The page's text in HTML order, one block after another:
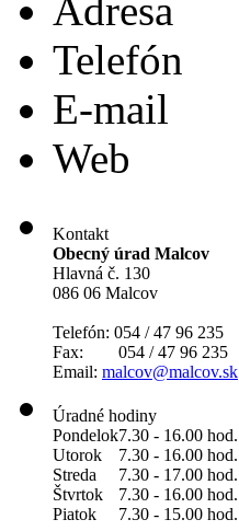
Adresa
Telefón
E-mail
Web
Kontakt
Obecný úrad Malcov
Hlavná č. 130
086 06 Malcov
Telefón: 054 / 47 96 235
Fax: 054 / 47 96 235
Email: malcov@malcov.sk
Úradné hodiny
Pondelok7.30 - 16.00 hod.
Utorok
7.30 - 16.00 hod.
Streda
7.30 - 17.00 hod.
Štvrtok
7.30 - 16.00 hod.
Piatok
7.30 - 15.00 hod.